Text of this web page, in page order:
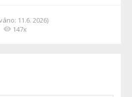
11.6. 2026)
147x